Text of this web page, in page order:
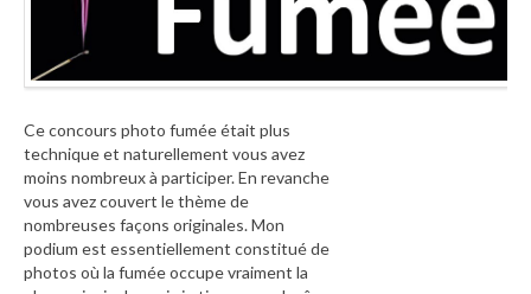
Ce concours photo fumée était plus
technique et naturellement vous avez
moins nombreux à participer. En revanche
vous avez couvert le thème de
nombreuses façons originales. Mon
podium est essentiellement constitué de
photos où la fumée occupe vraiment la